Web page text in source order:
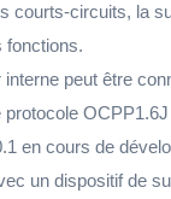
courts-circuits, la
fonctions.
peut être
protocole
en cours de
un dispositif de